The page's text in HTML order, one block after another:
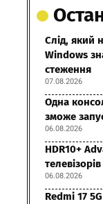
Слід, який
Windows
стеження
07.08.2026
Одна
зможе
06.08.2026
HDR10+
06.08.2026
Redmi 17